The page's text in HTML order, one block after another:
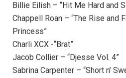
Billie Eilish – “Hit Me Hard and
Chappell Roan – “The Rise and
Princess”
Charli XCX -“Brat”
Jacob Collier – “Djesse Vol. 4”
Sabrina Carpenter – “Short n’